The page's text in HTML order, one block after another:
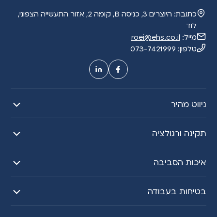
i
כתובת:
היוצרים 3, כניסה B, קומה 2, אזור התעשייה הצפוני,
לוד
מייל: roei@ehs.co.il
טלפון: 073-7421999
ניווט מהיר
תקינה ורגולציה
איכות הסביבה
בטיחות בעבודה